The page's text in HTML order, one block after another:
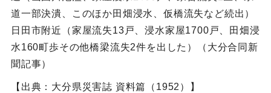
道一部決潰、このほか田畑浸水、仮橋流失など続出）
日田市附近（家屋流失13戸、浸水家屋1700戸、田畑浸
水160町歩その他橋梁流失2件を出した）（大分合同新
聞記事）
【出典：大分県災害誌 資料篇（1952）】